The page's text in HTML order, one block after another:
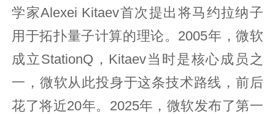
学家Alexei Kitaev首次提出将马约拉纳子
用于拓扑量子计算的理论。2005年，微软
成立StationQ，Kitaev当时是核心成员之
一，微软从此投身于这条技术路线，前后
花了将近20年。2025年，微软发布了第一